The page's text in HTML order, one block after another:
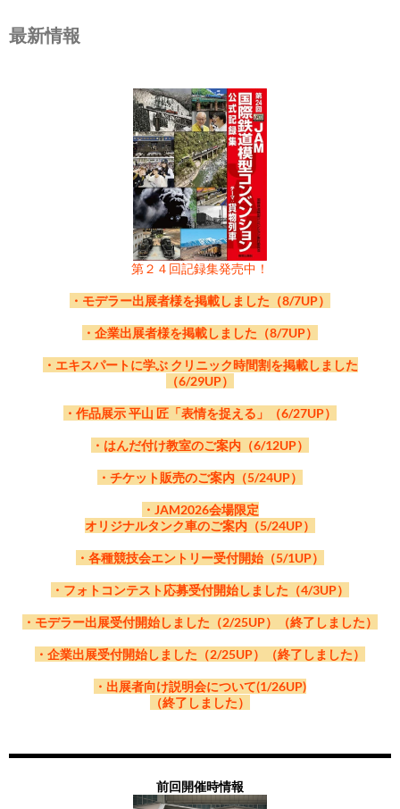
最新情報
第２４回記録集発売中！
・モデラー出展者様を掲載しました（8/7UP）
・企業出展者様を掲載しました（8/7UP）
・エキスパートに学ぶ クリニック時間割を掲載しました
（6/29UP）
・作品展示 平山 匠「表情を捉える」（6/27UP）
・はんだ付け教室のご案内（6/12UP）
・チケット販売のご案内（5/24UP）
・JAM2026会場限定
オリジナルタンク車のご案内（5/24UP）
・各種競技会エントリー受付開始（5/1UP）
・フォトコンテスト応募受付開始しました（4/3UP）
・モデラー出展受付開始しました（2/25UP）（終了しました）
・企業出展受付開始しました（2/25UP）（終了しました）
・出展者向け説明会について(1/26UP)
（終了しました）
前回開催時情報